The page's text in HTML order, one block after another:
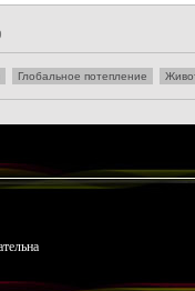
Глобальное потепление